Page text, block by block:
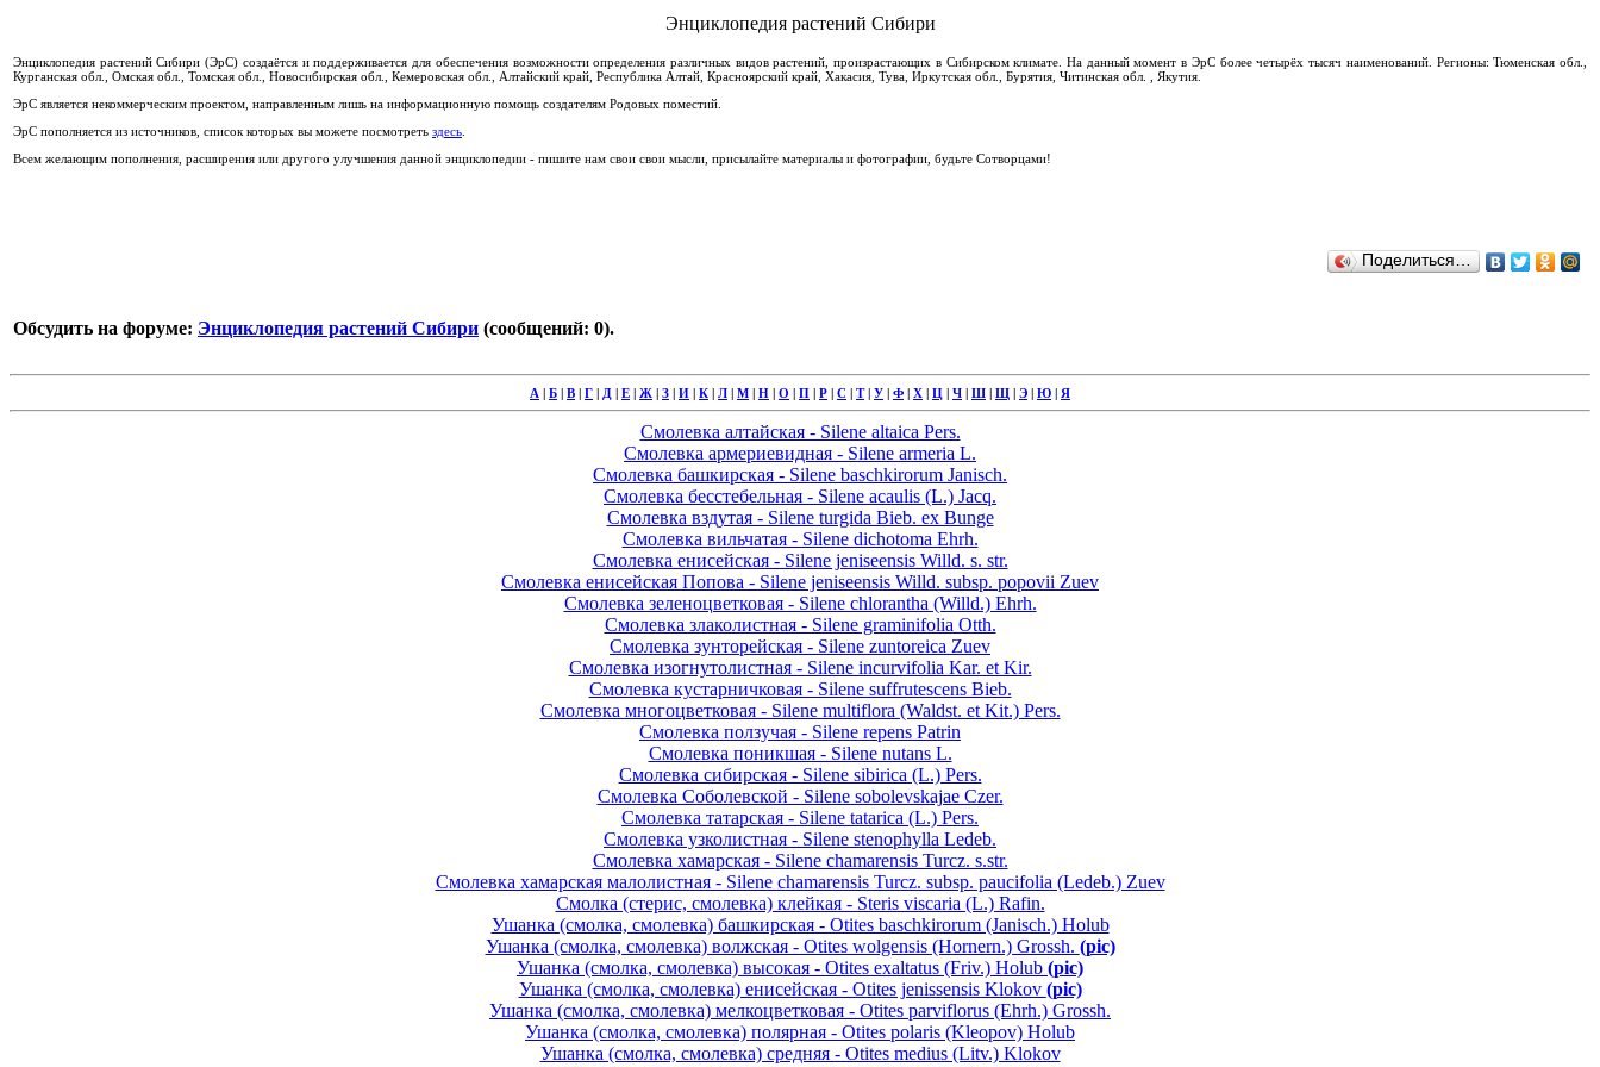
Энциклопедия растений Сибири
Энциклопедия растений Сибири (ЭрС) создаётся и поддерживается для обеспечения возможности определения различных видов растений, произрастающих в Сибирском климате. На данный момент в ЭрС более четырёх тысяч наименований. Регионы: Тюменская обл.,
Курганская обл., Омская обл., Томская обл., Новосибирская обл., Кемеровская обл., Алтайский край, Республика Алтай, Красноярский край, Хакасия, Тува, Иркутская обл., Бурятия, Читинская обл. , Якутия.
ЭрС является некоммерческим проектом, направленным лишь на информационную помощь создателям Родовых поместий.
ЭрС пополняется из источников, список которых вы можете посмотреть здесь
Всем желающим пополнения, расширения или другого улучшения данной энциклопедии - пишите нам свои свои мысли, присылайте материалы и фотографии, будьте Сотворцами!
Поделиться…
Обсудить на форуме: Энциклопедия растений Сибири (сообщений: 0).
А | Б | В | Г | Д | Е | Ж | З | И | К | Л | М | Н | О | П | Р | С | Т| У | Ф | Х | Ц | Ч | Ш | Щ | Э | Ю | Я
Смолевка алтайская - Silene altaica Pers.
Смолевка армериевидная - Silene armeria L.
Смолевка башкирская - Silene baschkirorum Janisch.
Смолевка бесстебельная - Silene acaulis (L.) Jacq.
Смолевка вздутая - Silene turgida Bieb. ex Bunge
Смолевка вильчатая - Silene dichotoma Ehrh.
Смолевка енисейская - Silene jeniseensis Willd. s. str.
Смолевка енисейская Попова - Silene jeniseensis Willd. subsp. popovii Zuev
Смолевка зеленоцветковая - Silene chlorantha (Willd.) Ehrh.
Смолевка злаколистная - Silene graminifolia Otth.
Смолевка зунторейская - Silene zuntoreica Zuev
Смолевка изогнутолистная - Silene incurvifolia Kar. et Kir.
Смолевка кустарничковая - Silene suffrutescens Bieb.
Смолевка многоцветковая - Silene multiflora (Waldst. et Kit.) Pers.
Смолевка ползучая - Silene repens Patrin
Смолевка поникшая - Silene nutans L.
Смолевка сибирская - Silene sibirica (L.) Pers.
Смолевка Соболевской - Silene sobolevskajae Czer.
Смолевка татарская - Silene tatarica (L.) Pers.
Смолевка узколистная - Silene stenophylla Ledeb.
Смолевка хамарская - Silene chamarensis Turcz. s.str.
Смолевка хамарская малолистная - Silene chamarensis Turcz. subsp. paucifolia (Ledeb.) Zuev
Смолка (стерис, смолевка) клейкая - Steris viscaria (L.) Rafin.
Ушанка (смолка, смолевка) башкирская - Otites baschkirorum (Janisch.) Holub
Ушанка (смолка, смолевка) волжская - Otites wolgensis (Hornern.) Grossh. (pic)
Ушанка (смолка, смолевка) высокая - Otites exaltatus (Friv.) Holub (pic)
Ушанка (смолка, смолевка) енисейская - Otites jenissensis Klokov (pic)
Ушанка (смолка, смолевка) мелкоцветковая - Otites parviflorus (Ehrh.) Grossh.
Ушанка (смолка, смолевка) полярная - Otites polaris (Kleopov) Holub
Ушанка (смолка, смолевка) средняя - Otites medius (Litv.) Klokov